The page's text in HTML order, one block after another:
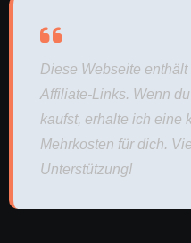
Diese Webseite
Affiliate-Links. Wenn
kaufst, erhalte ich eine
Mehrkosten für dich.
Unterstützung!